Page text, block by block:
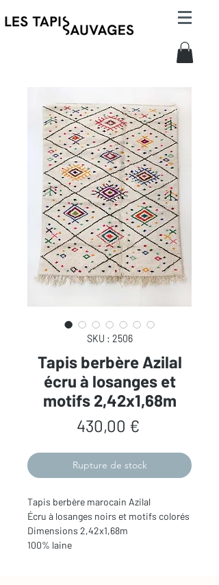
SKU : 2506
Tapis berbère Azilal
écru à losanges et
motifs 2,42x1,68m
430,00 €Prix
Rupture de stock
Tapis berbère marocain Azilal
Écru à losanges noirs et motifs colorés
Dimensions 2,42x1,68m
100% laine